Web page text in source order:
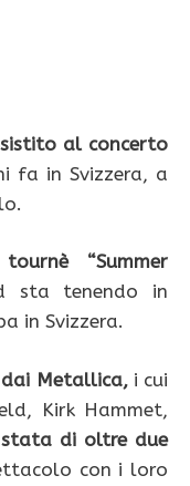
al concerto
fa in Svizzera, a
tournè “Summer
sta tenendo in
in Svizzera.
Metallica,i cui
Kirk Hammet,
di oltre due
con i loro